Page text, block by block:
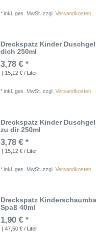
*inkl. ges. MwSt. zzgl.Versandkosten
Dreckspatz Kinder
dich 250ml
3,78 € *
| 15,12 € / Liter
*inkl. ges. MwSt. zzgl.Versandkosten
Dreckspatz Kinder
zu dir 250ml
3,78 € *
| 15,12 € / Liter
*inkl. ges. MwSt. zzgl.Versandkosten
Dreckspatz
Spaß 40ml
1,90 € *
| 47,50 € / Liter